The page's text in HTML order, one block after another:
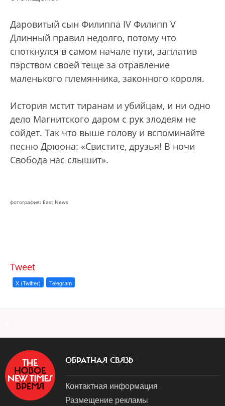
Даровитый сын Филиппа IV Филипп V
Длинный правил недолго, потому что
споткнулся в самом начале пути, заплатив
пэрством своей теще за отравление
маленького племянника, законного короля.
История мстит тиранам и убийцам, и ни одно
дело Магнитского даром с рук злодеям не
сойдет. Так что выше голову и вспоминайте
песню Дрюона: «Свистите, друзья! В ночи
Свобода нас слышит».
фотография: East News
Tweet
X (Twitter) Telegram
ОБРАТНАЯ СВЯЗЬ
Контактная информация
Размещение рекламы